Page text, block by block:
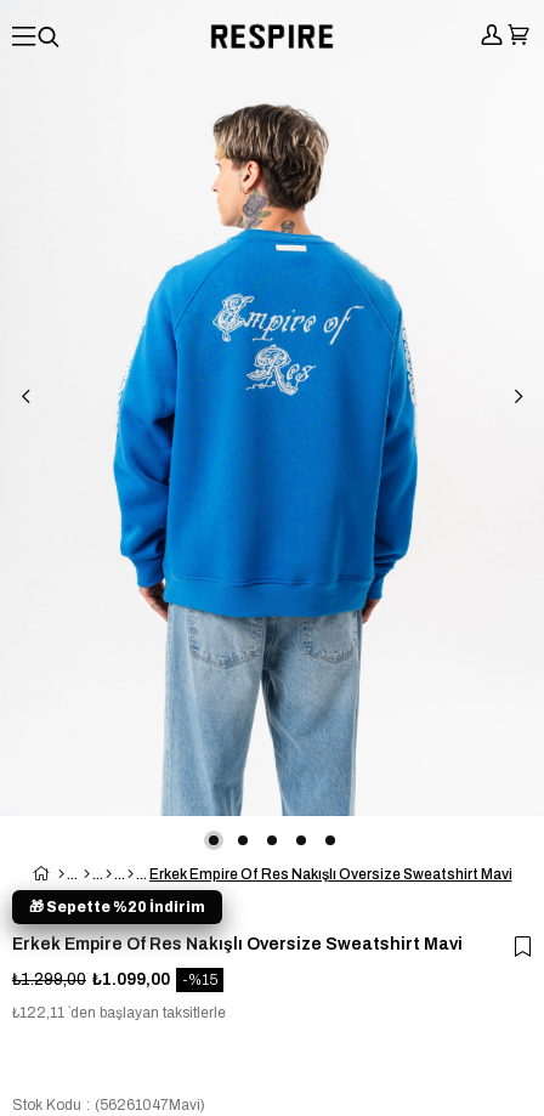
Erkek Empire Of Res Nakışlı Oversize Sweatshirt Mavi
Erkek Empire Of Res Nakışlı Oversize Sweatshirt Mavi
₺1.299,00 ₺1.099,00
15
₺122,11 `den başlayan taksitlerle
🎁 Sepette %20 İndirim
Stok Kodu (56261047Mavi)